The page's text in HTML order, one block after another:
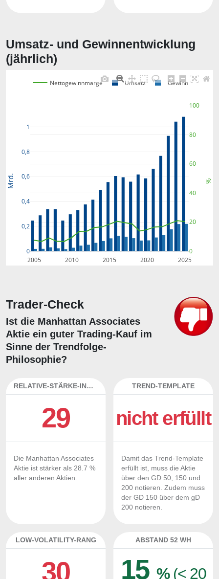
Umsatz- und Gewinnentwicklung
(jährlich)
2005 2010 2015 2020 2025
0
0,2
0,4
0,6
0,8
1
0
20
40
60
80
100
Nettogewinnmarge Umsatz Gewinn
Mrd. %
Trader-Check
Ist die Manhattan Associates
Aktie ein guter Trading-Kauf im
Sinne der Trendfolge-
Philosophie?
RELATIVE-STÄRKE-INDEX
29
Die Manhattan Associates
Aktie ist stärker als 28.7 %
aller anderen Aktien.
TREND-TEMPLATE
nicht erfüllt
Damit das Trend-Template
erfüllt ist, muss die Aktie
über den GD 50, 150 und
200 notieren. Zudem muss
der GD 150 über dem gD
200 notieren.
LOW-VOLATILITY-RANG
30
ABSTAND 52 WH
15% (< 20